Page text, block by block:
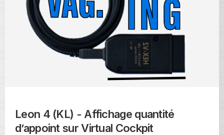
Leon 4 (KL) - Affichage quantité
d’appoint sur Virtual Cockpit